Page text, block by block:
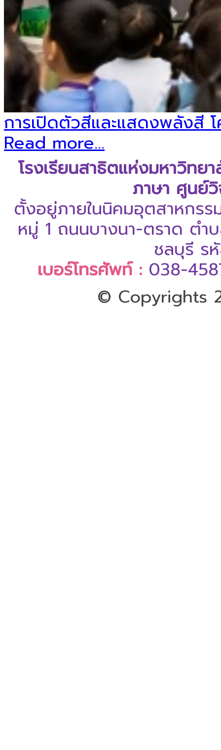
การเปิดตัวสีและแสดงพลังสี โ
Read more...
โรงเรียนสาธิตแห่งมหาวิทย
ภาษา ศูนย์
ตั้งอยู่ภายในนิคมอุตสาหกร
หมู่ 1 ถนนบางนา-ตราด ตำ
ชลบุรี ร
เบอร์โทรศัพท์ : 038-
© Copyrights